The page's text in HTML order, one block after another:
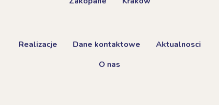
Realizacje Dane kontaktowe
Aktualnosci
O nas